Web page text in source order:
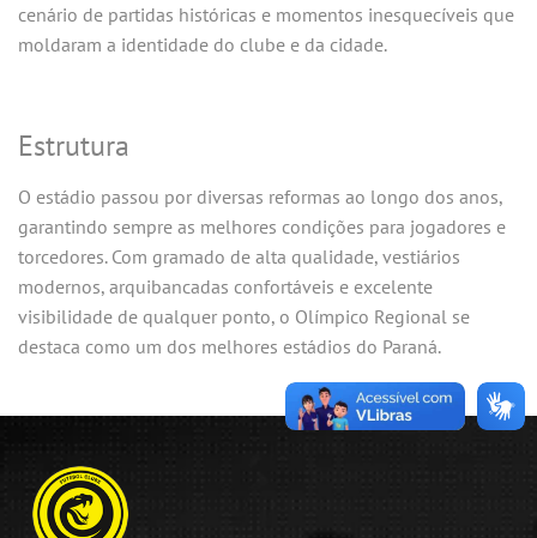
cenário de partidas históricas e momentos inesquecíveis que
moldaram a identidade do clube e da cidade.
Estrutura
O estádio passou por diversas reformas ao longo dos anos,
garantindo sempre as melhores condições para jogadores e
torcedores. Com gramado de alta qualidade, vestiários
modernos, arquibancadas confortáveis e excelente
visibilidade de qualquer ponto, o Olímpico Regional se
destaca como um dos melhores estádios do Paraná.